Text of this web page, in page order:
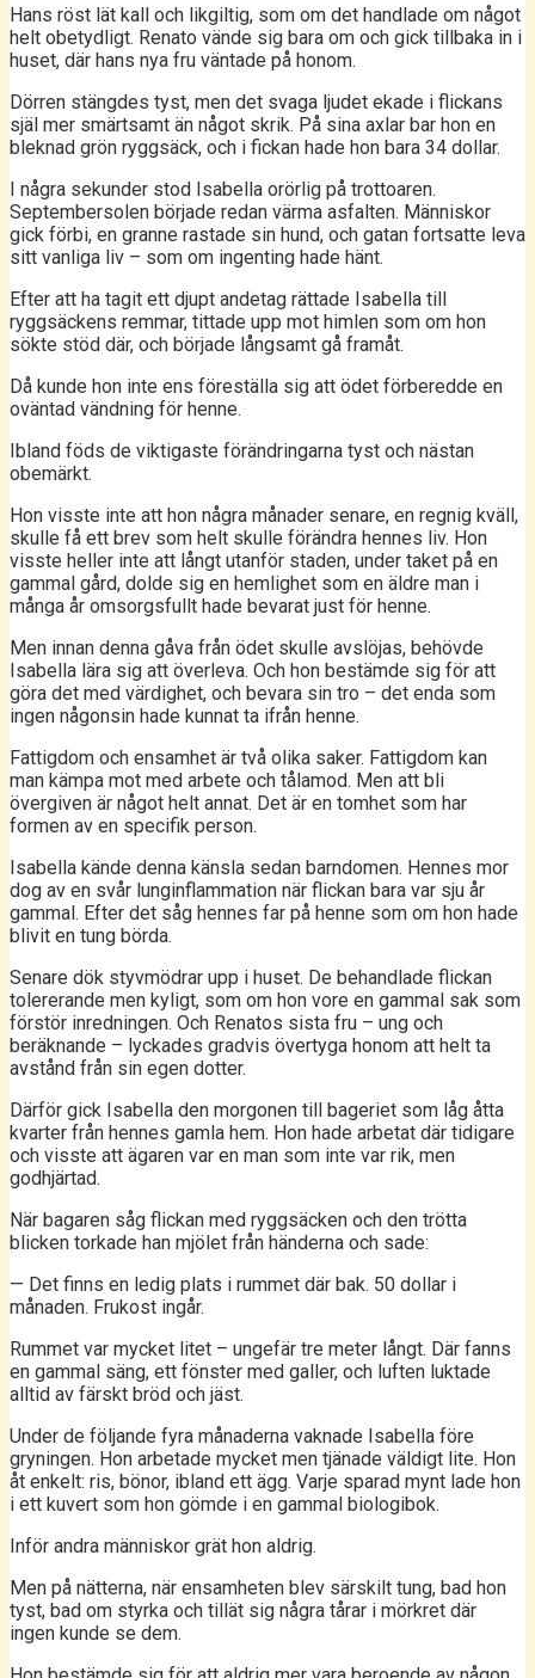
Hans röst lät kall och likgiltig, som om det handlade om något
helt obetydligt. Renato vände sig bara om och gick tillbaka in i
huset, där hans nya fru väntade på honom.
Dörren stängdes tyst, men det svaga ljudet ekade i flickans
själ mer smärtsamt än något skrik. På sina axlar bar hon en
bleknad grön ryggsäck, och i fickan hade hon bara 34 dollar.
I några sekunder stod Isabella orörlig på trottoaren.
Septembersolen började redan värma asfalten. Människor
gick förbi, en granne rastade sin hund, och gatan fortsatte leva
sitt vanliga liv – som om ingenting hade hänt.
Efter att ha tagit ett djupt andetag rättade Isabella till
ryggsäckens remmar, tittade upp mot himlen som om hon
sökte stöd där, och började långsamt gå framåt.
Då kunde hon inte ens föreställa sig att ödet förberedde en
oväntad vändning för henne.
Ibland föds de viktigaste förändringarna tyst och nästan
obemärkt.
Hon visste inte att hon några månader senare, en regnig kväll,
skulle få ett brev som helt skulle förändra hennes liv. Hon
visste heller inte att långt utanför staden, under taket på en
gammal gård, dolde sig en hemlighet som en äldre man i
många år omsorgsfullt hade bevarat just för henne.
Men innan denna gåva från ödet skulle avslöjas, behövde
Isabella lära sig att överleva. Och hon bestämde sig för att
göra det med värdighet, och bevara sin tro – det enda som
ingen någonsin hade kunnat ta ifrån henne.
Fattigdom och ensamhet är två olika saker. Fattigdom kan
man kämpa mot med arbete och tålamod. Men att bli
övergiven är något helt annat. Det är en tomhet som har
formen av en specifik person.
Isabella kände denna känsla sedan barndomen. Hennes mor
dog av en svår lunginflammation när flickan bara var sju år
gammal. Efter det såg hennes far på henne som om hon hade
blivit en tung börda.
Senare dök styvmödrar upp i huset. De behandlade flickan
tolererande men kyligt, som om hon vore en gammal sak som
förstör inredningen. Och Renatos sista fru – ung och
beräknande – lyckades gradvis övertyga honom att helt ta
avstånd från sin egen dotter.
Därför gick Isabella den morgonen till bageriet som låg åtta
kvarter från hennes gamla hem. Hon hade arbetat där tidigare
och visste att ägaren var en man som inte var rik, men
godhjärtad.
När bagaren såg flickan med ryggsäcken och den trötta
blicken torkade han mjölet från händerna och sade:
— Det finns en ledig plats i rummet där bak. 50 dollar i
månaden. Frukost ingår.
Rummet var mycket litet – ungefär tre meter långt. Där fanns
en gammal säng, ett fönster med galler, och luften luktade
alltid av färskt bröd och jäst.
Under de följande fyra månaderna vaknade Isabella före
gryningen. Hon arbetade mycket men tjänade väldigt lite. Hon
åt enkelt: ris, bönor, ibland ett ägg. Varje sparad mynt lade hon
i ett kuvert som hon gömde i en gammal biologibok.
Inför andra människor grät hon aldrig.
Men på nätterna, när ensamheten blev särskilt tung, bad hon
tyst, bad om styrka och tillät sig några tårar i mörkret där
ingen kunde se dem.